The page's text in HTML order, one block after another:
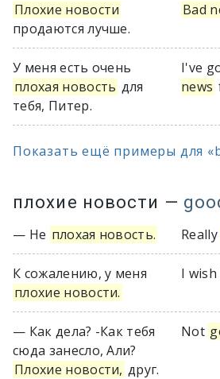
Плохие новости
продаются лучше.
Bad
У меня есть очень
плохая новость для
тебя, Питер.
I've
news
Показать ещё примеры для
плохие новости —
— Не плохая новость. Really
К сожалению, у меня
плохие новости.
I wish
— Как дела? -Как тебя
сюда занесло, Али?
Плохие новости, друг.
Not